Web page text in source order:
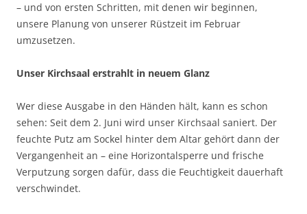
– und von ersten Schritten, mit denen wir beginnen,
unsere Planung von unserer Rüstzeit im Februar
umzusetzen.
Unser Kirchsaal erstrahlt in neuem Glanz
Wer diese Ausgabe in den Händen hält, kann es schon
sehen: Seit dem 2. Juni wird unser Kirchsaal saniert. Der
feuchte Putz am Sockel hinter dem Altar gehört dann der
Vergangenheit an – eine Horizontalsperre und frische
Verputzung sorgen dafür, dass die Feuchtigkeit dauerhaft
verschwindet.